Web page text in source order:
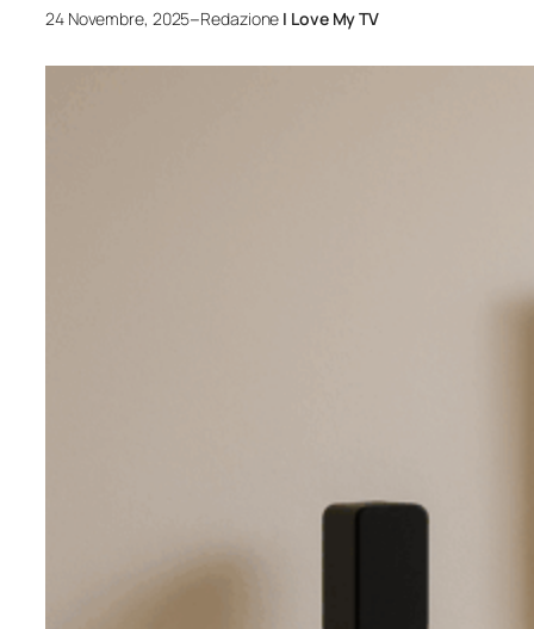
24 Novembre, 2025–Redazione I Love My TV